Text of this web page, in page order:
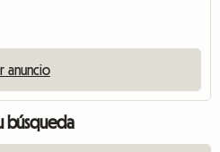
anuncio
búsqueda